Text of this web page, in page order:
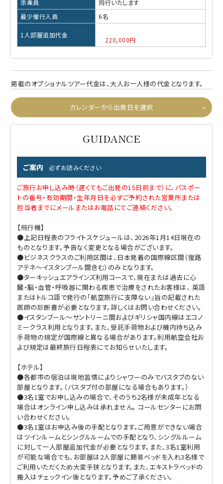
添乗員
同行いたします
最少催行人員
6名
1人部屋追加代金
220,000円
掲載のオプショナルツアー代金は、大人お一人様の代金となります。
カレンダーから出発日を選択
ご案内 必ずお読みください
ご旅行お申し込み時（遅くてもご出発の15日前まで）に、パスポー
トの番号・有効期間・生年月日を必ずご予約された営業所または
担当者までにメールまたはお電話にてご連絡ください。
【飛行機】
●上記日程表のフライトスケジュールは、2026年1月14日現在の
ものとなります。予告なく変更となる場合がございます。
●ビジネスクラスのご利用区間は、日本発着の国際線区間（復路
アテネ～イスタンブール間含む）のみとなります。
●ターキッシュエアラインズ利用コースで、現在または過去に心
臓・脳・血管・呼吸器に関わる疾患で治療をされたお客様は、 英語
またはトルコ語で発行の「航空旅行に支障ない」旨の記載された
医師の診断書が必要となります。詳しくはお問い合わせください。
●イスタンブール～サントリーニ間およびギリシャ国内線はエコノ
ミークラス利用となります。また、受託手荷物および機内持ち込み
手荷物の規定が国際線と異なる場合があります。利用航空会社お
よび規定は最終旅行日程表にてお知らせいたします。
【ホテル】
●各都市の宿泊は現地習慣によりシャワーのみでバスタブのない
部屋となります。（バスタブ付の部屋になる場合もあります。）
●3名1室でお申し込みの場合で、そのうち2名様が未成年となる
場合はオンライン申し込みは承れません。 コールセンターにお問
い合わせください。
●3名1室はお申込み後の手配となります。ご用意ができない場合
はツインルームとシングルルームでの手配となり、シングルルーム
に対して一人部屋追加代金が必要となります。また、3名1室利用
が可能な場合でも、お部屋は2人部屋に簡易ベッドを入れ3名様で
ご利用いただくため大変手狭となります。また、エキストラベッドの
搬入はチェックイン後となります。予めご了承ください。